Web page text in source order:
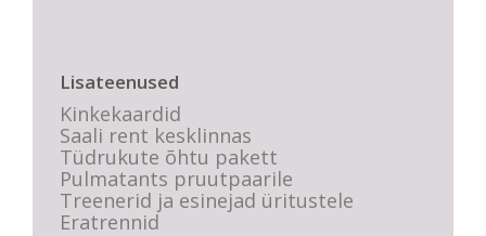
Lisateenused
Kinkekaardid
Saali rent kesklinnas
Tüdrukute õhtu pakett
Pulmatants pruutpaarile
Treenerid ja esinejad üritustele
Eratrennid